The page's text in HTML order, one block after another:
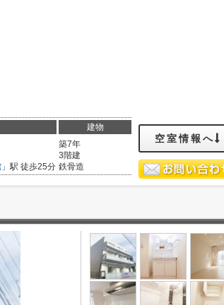
建物
」駅 徒歩25分
築7年
3階建
鉄骨造
空室情報へ